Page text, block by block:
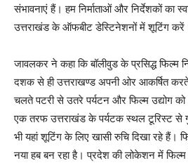
संभावनाएं हैं। हम निर्माताओं और निर्देशकों का
उत्तराखंड के ऑफबीट डेस्टिनेशनों में शूटिंग
जावलकर ने कहा कि बॉलीवुड के प्रसिद्ध फिल्म
दशक से ही उत्तराखण्ड अपनी ओर आकर्षित
चलते पटरी से उतरे पर्यटन और फिल्म उद्योग को
एक तरफ उत्तराखंड के पर्यटक स्थल टूरिस्ट से
भी यहां शूटिंग के लिए खासी रुचि दिखा रहे हैं।
नया हब बन रहा है। प्रदेश की लोकेशन में फिल्म